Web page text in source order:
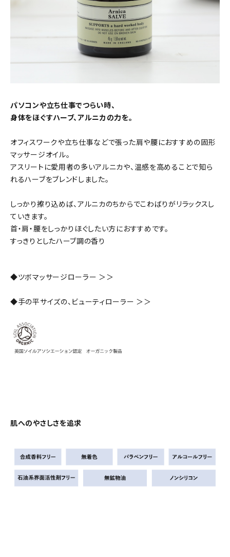
パソコンや立ち仕事でつらい時、
身体をほぐすハーブ、アルニカの力を。
オフィスワークや立ち仕事などで張った肩や腰におすすめの固形
マッサージオイル。
アスリートに愛用者の多いアルニカや、温感を高めることで知ら
れるハーブをブレンドしました。
しっかり擦り込めば、アルニカのちからでこわばりがリラックスし
ていきます。
首・肩・腰をしっかりほぐしたい方におすすめです。
すっきりとしたハーブ調の香り
◆ツボマッサージローラー ＞＞
◆手の平サイズの、ビューティローラー ＞＞
肌へのやさしさを追求